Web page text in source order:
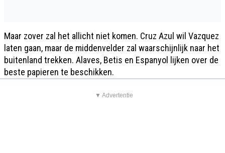
Maar zover zal het allicht niet komen. Cruz Azul wil Vazquez
laten gaan, maar de middenvelder zal waarschijnlijk naar het
buitenland trekken. Alaves, Betis en Espanyol lijken over de
beste papieren te beschikken.
▼ Advertentie